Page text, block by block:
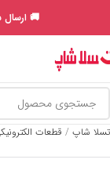
🚚
تسلا شاپ / قطعات